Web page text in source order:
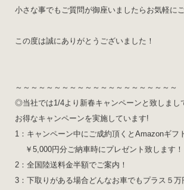
小さな事でもご質問が御座いましたらお気軽に
この度は誠にありがとうございました！
～～～～～～～～～～～～～～～～～～～～～
◎当社では1/4より新春キャンペーンと致しまし
お得なキャンペーンを実施しています!
1：キャンペーン中にご成約頂くとAmazonギフ
￥5,000円分ご納車時にプレゼント致します！
2：全国陸送料金半額でご案内！
3：下取りがある場合どんなお車でもプラス５万